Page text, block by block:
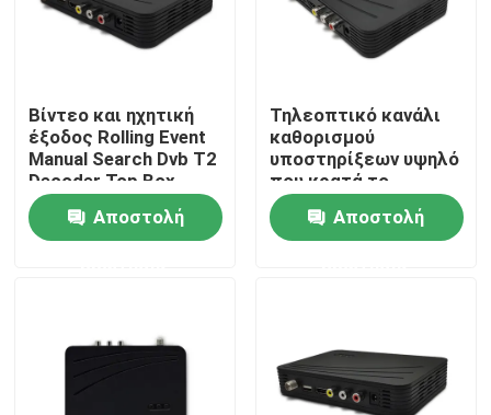
Γύρος εργοστασίων
Ποιοτικός έλεγχος
επαφή
Μετασχηματιστής TV
Μετασχηματιστής DVBC
Βίντεο και ηχητική
έξοδος Rolling Event
Manual Search Dvb T2
Decoder Top Box
Αποστολή
Τηλεοπτικό κανάλι
καθορισμού
υποστηρίξεων υψηλό
που κρατά το
μετασχηματιστή T2
Dvb βελτίωσης STB
Αποστολή